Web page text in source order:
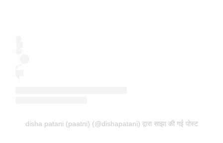
disha patani (paatni) (@dishapatani) द्वारा साझा की गई पोस्ट